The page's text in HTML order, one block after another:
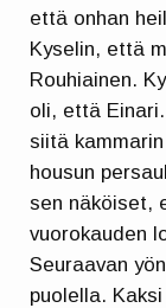
että onhan
Kyselin, että
Rouhiainen.
oli, että
siitä
housun
sen näköiset,
vuorokauden
Seuraavan
puolella.